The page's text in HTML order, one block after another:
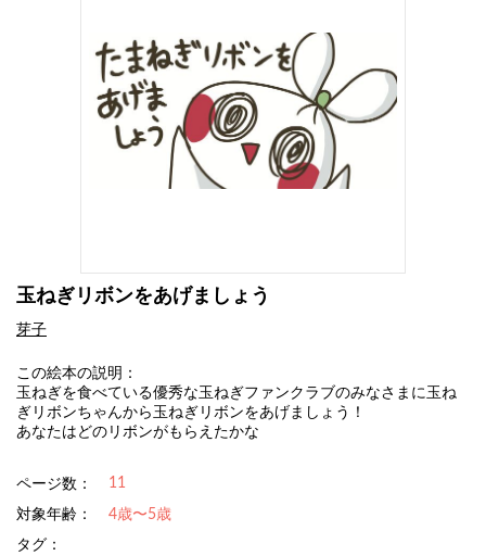
玉ねぎリボンをあげましょう
芽子
この絵本の説明：
玉ねぎを食べている優秀な玉ねぎファンクラブのみなさまに玉ね
ぎリボンちゃんから玉ねぎリボンをあげましょう！
あなたはどのリボンがもらえたかな
ページ数： 11
対象年齢：
4歳〜5歳
タグ：